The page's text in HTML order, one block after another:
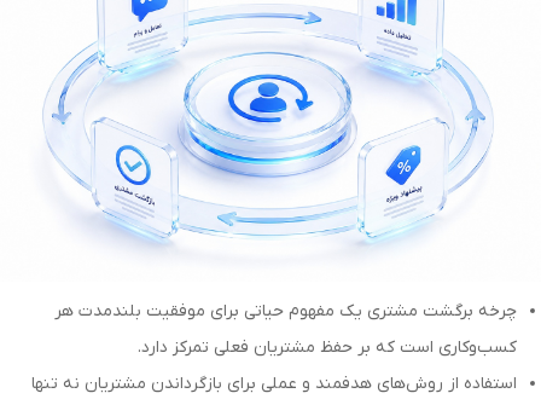
چرخه برگشت مشتری یک مفهوم حیاتی برای موفقیت بلندمدت هر
کسب‌وکاری است که بر حفظ مشتریان فعلی تمرکز دارد.
استفاده از روش‌های هدفمند و عملی برای بازگرداندن مشتریان نه تنها